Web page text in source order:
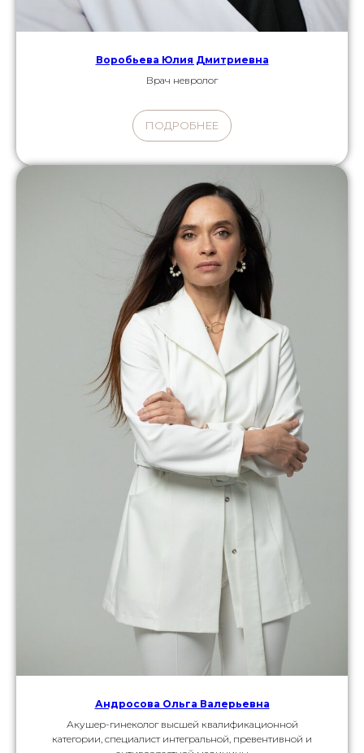
Воробьева Юлия Дмитриевна
Врач невролог
ПОДРОБНЕЕ
Андросова Ольга Валерьевна
Акушер-гинеколог высшей квалификационной
категории, специалист интегральной, превентивной и